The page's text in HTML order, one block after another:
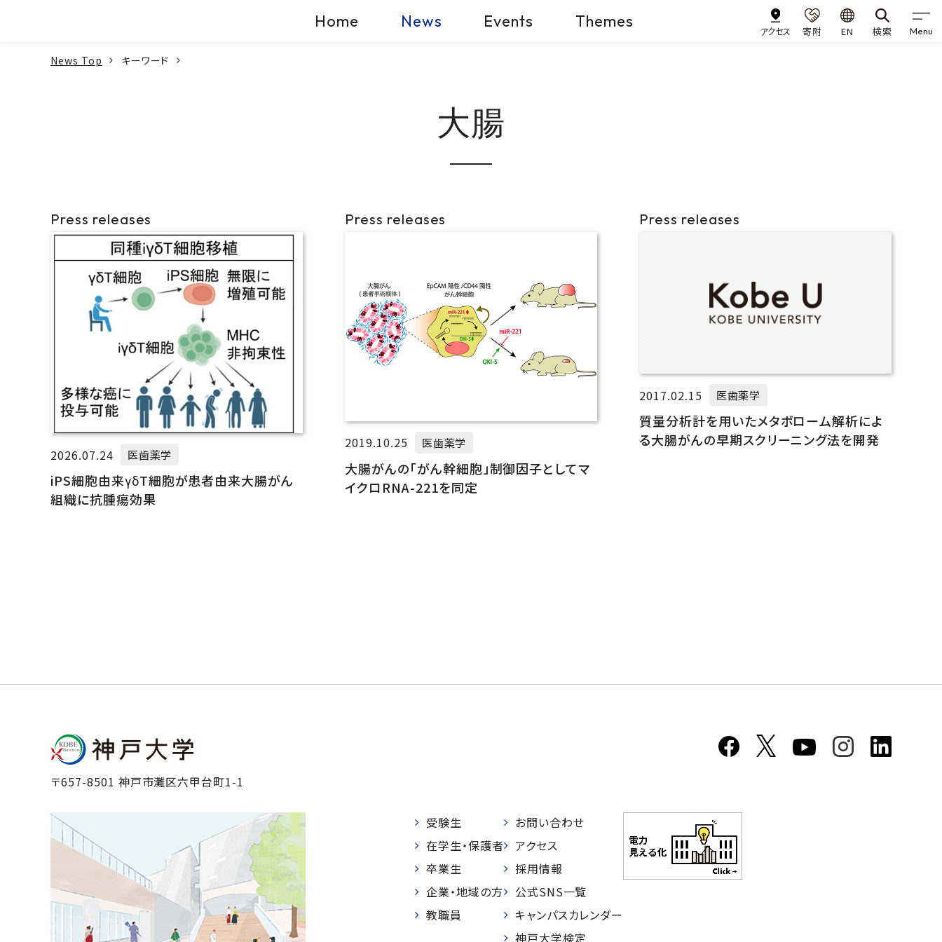
Home News Events Themes
アクセス 寄附 EN 検索 Menu
News Top キーワード
大腸
Press releases
2026.07.24 医歯薬学
iPS細胞由来γδT細胞が患者由来大腸がん
組織に抗腫瘍効果
Press releases
2019.10.25 医歯薬学
大腸がんの「がん幹細胞」制御因子としてマ
イクロRNA-221を同定
Press releases
2017.02.15 医歯薬学
質量分析計を用いたメタボローム解析によ
る大腸がんの早期スクリーニング法を開発
〒657-8501 神戸市灘区六甲台町1-1
受験生
在学生・保護者
卒業生
企業・地域の方
教職員
お問い合わせ
アクセス
採用情報
公式SNS一覧
キャンパスカレンダー
神戸大学検定